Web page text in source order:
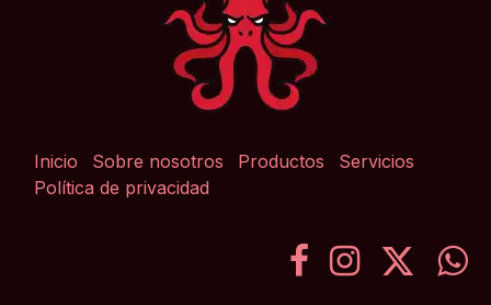
Inicio Sobre nosotros Productos
Servicios
Política de privacidad